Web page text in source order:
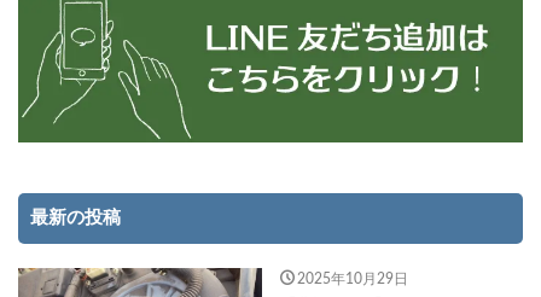
最新の投稿
2025年10月29日